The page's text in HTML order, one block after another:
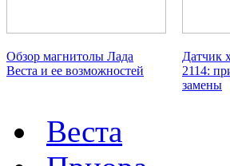
Обзор магнитолы Лада
Веста и ее возможностей
Датчик
2114:
замены
Веста